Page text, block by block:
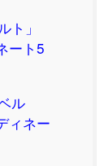
ト」
ート5
ル
ィネー